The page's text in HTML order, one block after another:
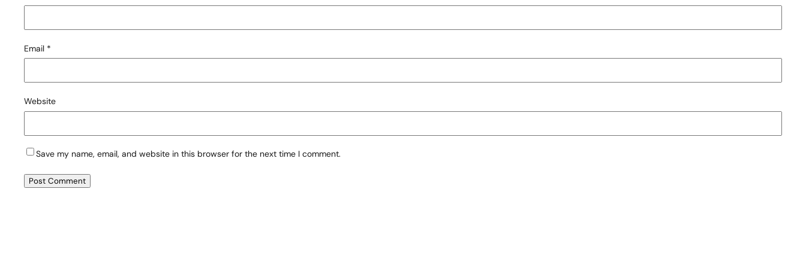
Email *
Website
Save my name, email, and website in this browser for the next time I comment.